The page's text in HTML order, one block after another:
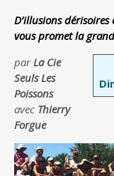
D’illusions
vous promet la
parLa Cie
Seuls Les
Poissons
avec Thierry
Forgue